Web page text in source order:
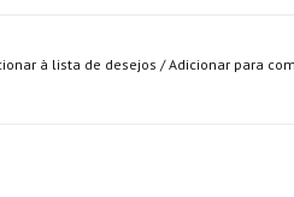
à lista de desejos /Adicionar para